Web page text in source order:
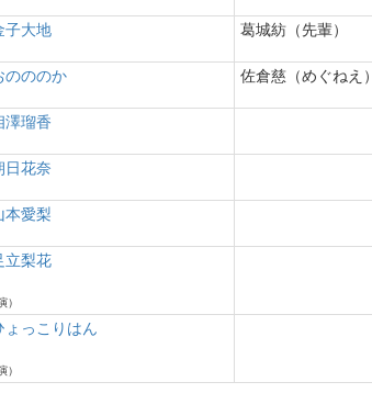
子大地 葛城紡（先輩）
のののか 佐倉慈（めぐねえ）
澤瑠香
日花奈
本愛梨
立梨花
）
ょっこりはん
）